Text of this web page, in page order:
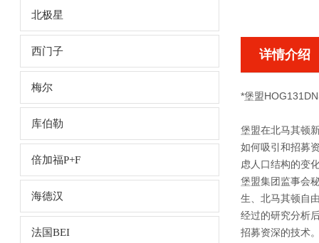
北极星
西门子
梅尔
库伯勒
倍加福P+F
海德汉
法国BEI
详情介绍
*堡盟
堡盟在北马其顿
如何吸引和招募
虑人口结构的变
堡盟集团监事会
生、北马其顿自
经过的研究分析
招募资深的技术